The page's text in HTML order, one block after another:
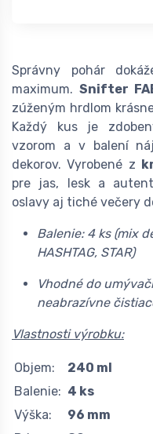
Správny pohár
maximum. Snifter
zúženým hrdlom
Každý kus je
vzorom a v balení
dekorov. Vyrobené z
pre jas, lesk a
oslavy aj tiché večery
Balenie: 4 ks (mix
HASHTAG, STAR)
Vhodné do
neabrazívne
Vlastnosti výrobku:
Objem:
240 ml
Balenie: 4 ks
Výška:
96 mm